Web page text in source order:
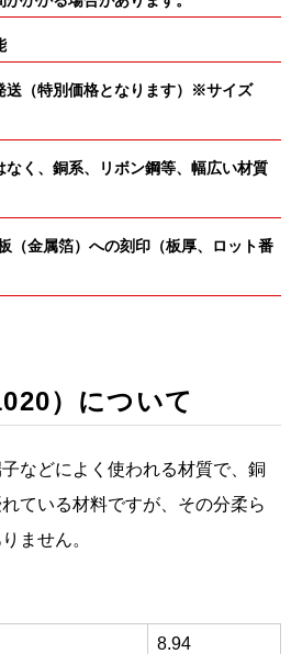
送（特別価格となります）※サイズ
なく、銅系、リボン鋼等、幅広い材質
（金属箔）への刻印（板厚、ロット番
）について
などによく使われる材質で、銅
ている材料ですが、その分柔ら
ません。
8.94